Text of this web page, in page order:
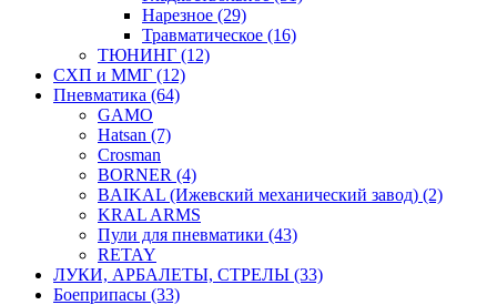
Нарезное (29)
Травматическое (16)
ТЮНИНГ (12)
СХП и ММГ (12)
Пневматика (64)
GAMO
Hatsan (7)
Crosman
BORNER (4)
BAIKAL (Ижевский механический завод) (2)
KRAL ARMS
Пули для пневматики (43)
RETAY
ЛУКИ, АРБАЛЕТЫ, СТРЕЛЫ (33)
Боеприпасы (33)